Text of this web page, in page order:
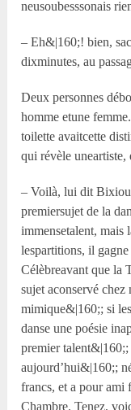
neusoubesssonais
– Eh&|160;! bien,
dixminutes, au
Deux personnes
homme etune
toilette avaitcette
qui révèle uneartiste,
– Voilà, lui dit
premiersujet de la
immensetalent, mais
lespartitions, il gagne
Célèbreavant que la
sujet aconservé chez
mimique&|160;; si
danse une poésie
premier talent&|160;;
aujourd’hui&|160;;
francs, et a pour ami
Chambre. Tenez,